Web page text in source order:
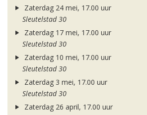
Zaterdag 24 mei, 17.00 uur
Sleutelstad 30
Zaterdag 17 mei, 17.00 uur
Sleutelstad 30
Zaterdag 10 mei, 17.00 uur
Sleutelstad 30
Zaterdag 3 mei, 17.00 uur
Sleutelstad 30
Zaterdag 26 april, 17.00 uur